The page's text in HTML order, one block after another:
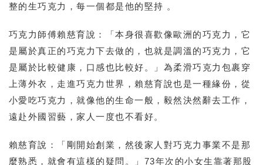
整的生巧克力，每一個都是他的堅持 。
巧克力師傅賴慈育說：「本身很喜歡像歐洲的巧克力，它
是屬於真正的巧克力下去做的，也就是調溫的巧克力，它
是屬於比較健康，口感也比較好。」為柔滑巧克力包裹穿
上薄外衣，走進巧克力世界，賴慈育說也是一種緣份，從
小愛吃巧克力，就像他的生命一般，毅然決然辭去工作，
遠赴外國習藝，家人一度也不看好。
賴慈育說：「剛開始創業，然後家人對巧克力事業不是那
麼熟悉，就會有這樣的疑問。」73年次的小女生靠著那股